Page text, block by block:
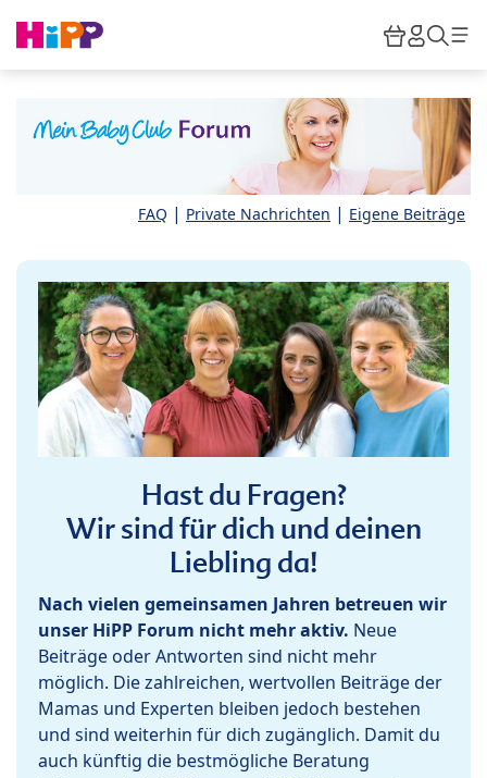
HiPP
FAQ | Private Nachrichten | Eigene Beiträge
Hast du Fragen?
Wir sind für dich und deinen
Liebling da!
Nach vielen gemeinsamen Jahren betreuen wir
unser HiPP Forum nicht mehr aktiv. Neue
Beiträge oder Antworten sind nicht mehr
möglich. Die zahlreichen, wertvollen Beiträge der
Mamas und Experten bleiben jedoch bestehen
und sind weiterhin für dich zugänglich. Damit du
auch künftig die bestmögliche Beratung